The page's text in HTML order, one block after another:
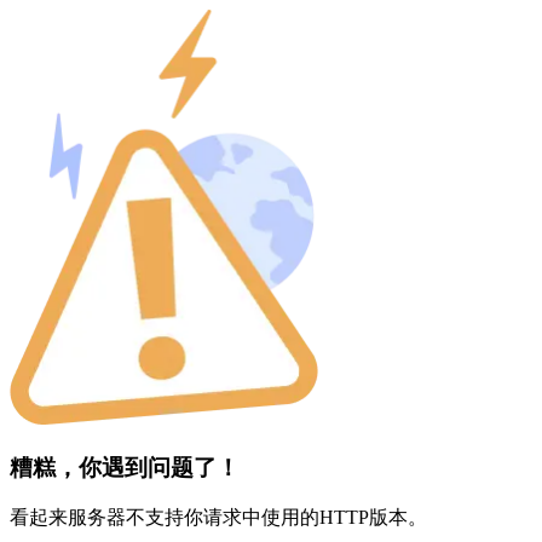
糟糕，你遇到问题了！
看起来服务器不支持你请求中使用的HTTP版本。